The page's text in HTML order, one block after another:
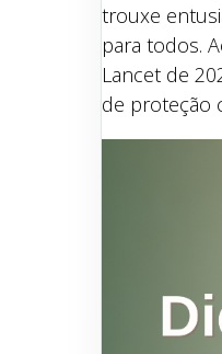
trouxe
para todos.
Lancet de
de proteção